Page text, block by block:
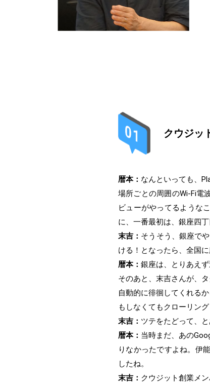
クウジッ
暦本： なんといっても、
場所ごとの周囲のWi-Fi電
ビューがやってるような
に、一番最初は、銀座四
末吉： そうそう、銀座で
ける！となったら、全国
暦本： 銀座は、とりあえ
そのあと、末吉さんが、
自動的に徘徊してくれる
もしなくてもクローリン
末吉： ツテをたどって、
暦本： 当時まだ、あの
りなかったですよね。伊
したね。
末吉： クウジット創業メ